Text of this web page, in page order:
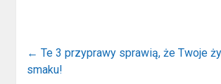
← Te 3 przyprawy sprawią, że Twoje
smaku!